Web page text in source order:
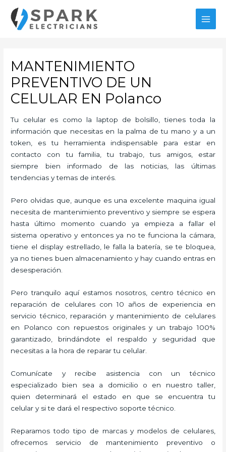
contenido
MANTENIMIENTO
PREVENTIVO DE UN
CELULAR EN Polanco
Tu celular es como la laptop de bolsillo, tienes toda la
información que necesitas en la palma de tu mano y a un
token, es tu herramienta indispensable para estar en
contacto con tu familia, tu trabajo, tus amigos, estar
siempre bien informado de las noticias, las últimas
tendencias y temas de interés.
Pero olvidas que, aunque es una excelente maquina igual
necesita de mantenimiento preventivo y siempre se espera
hasta último momento cuando ya empieza a fallar el
sistema operativo y entonces ya no te funciona la cámara,
tiene el display estrellado, le falla la batería, se te bloquea,
ya no tienes buen almacenamiento y hay cuando entras en
desesperación.
Pero tranquilo aquí estamos nosotros, centro técnico en
reparación de celulares con 10 años de experiencia en
servicio técnico, reparación y mantenimiento de celulares
en Polanco con repuestos originales y un trabajo 100%
garantizado, brindándote el respaldo y seguridad que
necesitas a la hora de reparar tu celular.
Comunícate y recibe asistencia con un técnico
especializado bien sea a domicilio o en nuestro taller,
quien determinará el estado en que se encuentra tu
celular y si te dará el respectivo soporte técnico.
Reparamos todo tipo de marcas y modelos de celulares,
ofrecemos servicio de mantenimiento preventivo o